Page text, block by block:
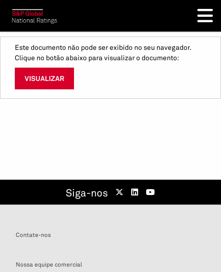
Este documento não pode ser exibido no seu navegador.
Clique no botão abaixo para visualizar o documento:
VISUALIZAR
Siga-nos
Contate-nos
Nossa equipe comercial